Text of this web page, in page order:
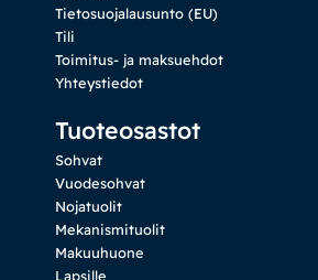
Tietosuojalausunto (EU)
Tili
Toimitus- ja maksuehdot
Yhteystiedot
Tuoteosastot
Sohvat
Vuodesohvat
Nojatuolit
Mekanismituolit
Makuuhuone
Lapsille